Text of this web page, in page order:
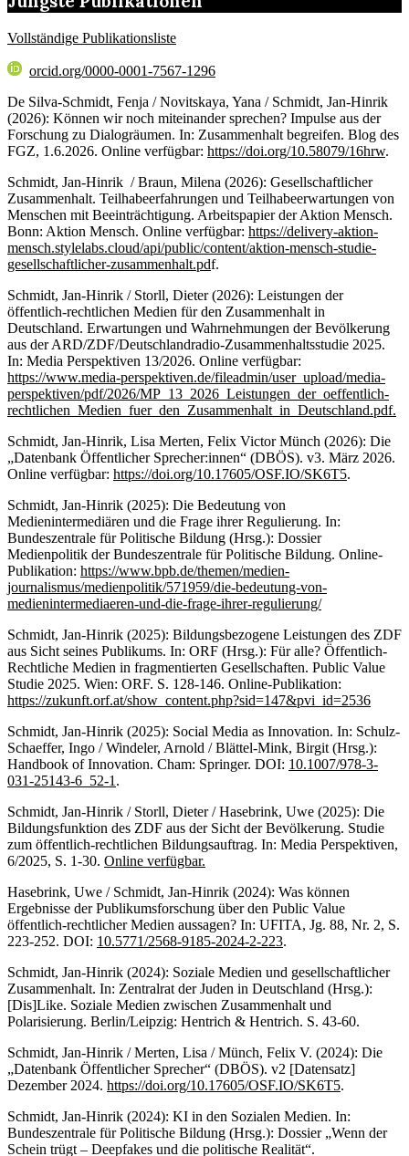
Vollständige Publikationsliste
orcid.org/0000-0001-7567-1296
De Silva-Schmidt, Fenja / Novitskaya, Yana / Schmidt, Jan-Hinrik
(2026): Können wir noch miteinander sprechen? Impulse aus der
Forschung zu Dialogräumen. In: Zusammenhalt begreifen. Blog des
FGZ, 1.6.2026. Online verfügbar: https://doi.org/10.58079/16hrw.
Schmidt, Jan-Hinrik / Braun, Milena (2026): Gesellschaftlicher
Zusammenhalt. Teilhabeerfahrungen und Teilhabeerwartungen von
Menschen mit Beeinträchtigung. Arbeitspapier der Aktion Mensch.
Bonn: Aktion Mensch. Online verfügbar: https://delivery-aktion-
mensch.stylelabs.cloud/api/public/content/aktion-mensch-studie-
gesellschaftlicher-zusammenhalt.pdf.
Schmidt, Jan-Hinrik / Storll, Dieter (2026): Leistungen der
öffentlich-rechtlichen Medien für den Zusammenhalt in
Deutschland. Erwartungen und Wahrnehmungen der Bevölkerung
aus der ARD/ZDF/Deutschlandradio-Zusammenhaltsstudie 2025.
In: Media Perspektiven 13/2026. Online verfügbar:
https://www.media-perspektiven.de/fileadmin/user_upload/media-
perspektiven/pdf/2026/MP_13_2026_Leistungen_der_oeffentlich-
rechtlichen_Medien_fuer_den_Zusammenhalt_in_Deutschland.pdf.
Schmidt, Jan-Hinrik, Lisa Merten, Felix Victor Münch (2026): Die
„Datenbank Öffentlicher Sprecher:innen“ (DBÖS). v3. März 2026.
Online verfügbar: https://doi.org/10.17605/OSF.IO/SK6T5.
Schmidt, Jan-Hinrik (2025): Die Bedeutung von
Medienintermediären und die Frage ihrer Regulierung. In:
Bundeszentrale für Politische Bildung (Hrsg.): Dossier
Medienpolitik der Bundeszentrale für Politische Bildung. Online-
Publikation: https://www.bpb.de/themen/medien-
journalismus/medienpolitik/571959/die-bedeutung-von-
medienintermediaeren-und-die-frage-ihrer-regulierung/
Schmidt, Jan-Hinrik (2025): Bildungsbezogene Leistungen des ZDF
aus Sicht seines Publikums. In: ORF (Hrsg.): Für alle? Öffentlich-
Rechtliche Medien in fragmentierten Gesellschaften. Public Value
Studie 2025. Wien: ORF. S. 128-146. Online-Publikation:
https://zukunft.orf.at/show_content.php?sid=147&pvi_id=2536
Schmidt, Jan-Hinrik (2025): Social Media as Innovation. In: Schulz-
Schaeffer, Ingo / Windeler, Arnold / Blättel-Mink, Birgit (Hrsg.):
Handbook of Innovation. Cham: Springer. DOI: 10.1007/978-3-
031-25143-6_52-1 .
Schmidt, Jan-Hinrik / Storll, Dieter / Hasebrink, Uwe (2025): Die
Bildungsfunktion des ZDF aus der Sicht der Bevölkerung. Studie
zum öffentlich-rechtlichen Bildungsauftrag. In: Media Perspektiven,
6/2025, S. 1-30. Online verfügbar.
Hasebrink, Uwe / Schmidt, Jan-Hinrik (2024): Was können
Ergebnisse der Publikumsforschung über den Public Value
öffentlich-rechtlicher Medien aussagen? In: UFITA, Jg. 88, Nr. 2, S.
223-252. DOI: 10.5771/2568-9185-2024-2-223.
Schmidt, Jan-Hinrik (2024): Soziale Medien und gesellschaftlicher
Zusammenhalt. In: Zentralrat der Juden in Deutschland (Hrsg.):
[Dis]Like. Soziale Medien zwischen Zusammenhalt und
Polarisierung. Berlin/Leipzig: Hentrich & Hentrich. S. 43-60.
Schmidt, Jan-Hinrik / Merten, Lisa / Münch, Felix V. (2024): Die
„Datenbank Öffentlicher Sprecher“ (DBÖS). v2 [Datensatz]
Dezember 2024. https://doi.org/10.17605/OSF.IO/SK6T5.
Schmidt, Jan-Hinrik (2024): KI in den Sozialen Medien. In:
Bundeszentrale für Politische Bildung (Hrsg.): Dossier „Wenn der
Schein trügt – Deepfakes und die politische Realität“.